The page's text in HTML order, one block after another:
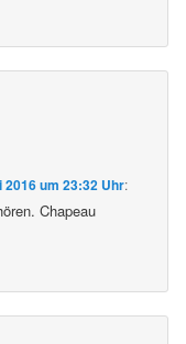
2016 um 23:32 Uhr:
Chapeau